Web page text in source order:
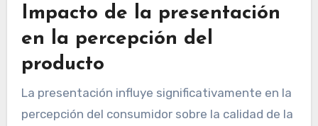
resistentes al agua y a la grasa, ya que esto
asegura que la información se mantenga legible
incluso en condiciones de cocina. Además, un
diseño atractivo puede diferenciar el producto
en estantes abarrotados.